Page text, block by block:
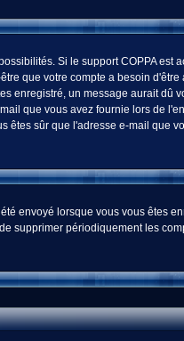
Si le support COPPA est
que votre compte a besoin
enregistré, un message aurait dû
que vous avez fournie lors de
sûr que l'adresse e-mail que
envoyé lorsque vous vous êtes
supprimer périodiquement les